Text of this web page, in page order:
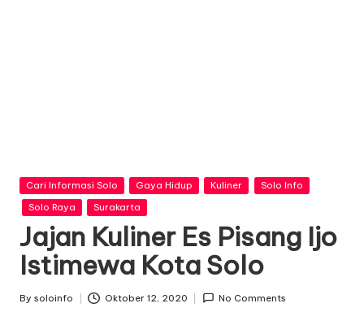
Posted
in
Cari Informasi Solo Gaya Hidup Kuliner
Solo Info
Solo Raya
Surakarta
Jajan Kuliner Es Pisang Ijo
Istimewa Kota Solo
Posted
By soloinfo Oktober 12, 2020 No Comments